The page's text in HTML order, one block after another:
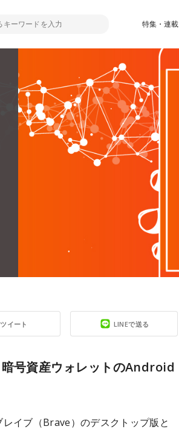
特集・連載
ツイート LINEで送る
号資産ウォレットのAndroid
イブ（Brave）のデスクトップ版と